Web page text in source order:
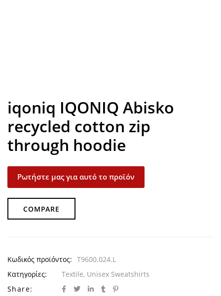
iqoniq IQONIQ Abisko
recycled cotton zip
through hoodie
Ρωτήστε μας για αυτό το προϊόν
COMPARE
Κωδικός προϊόντος: T9600.024.L
Κατηγορίες:
Textile, Unisex Sweatshirts
Share: